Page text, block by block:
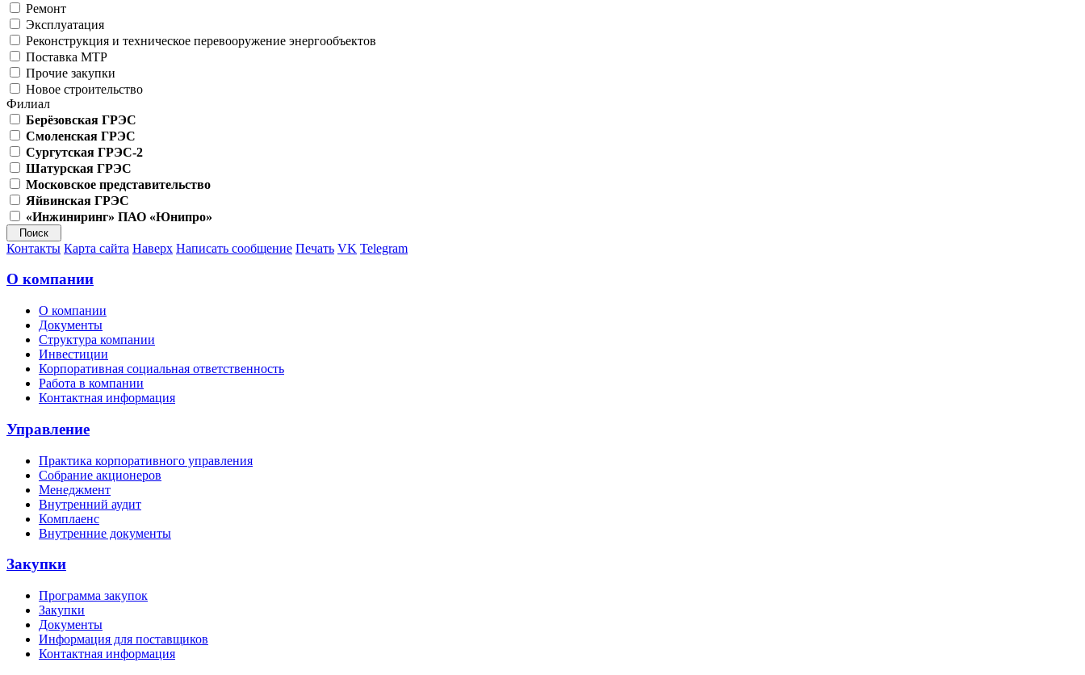
Ремонт
Эксплуатация
Реконструкция и техническое перевооружение энергообъектов
Поставка МТР
Прочие закупки
Новое строительство
Филиал
Берёзовская ГРЭС
Смоленская ГРЭС
Сургутская ГРЭС-2
Шатурская ГРЭС
Московское представительство
Яйвинская ГРЭС
«Инжиниринг» ПАО «Юнипро»
Контакты Карта сайта Наверх Написать сообщение Печать VK Telegram
О компании
О компании
Документы
Структура компании
Инвестиции
Корпоративная социальная ответственность
Работа в компании
Контактная информация
Управление
Практика корпоративного управления
Собрание акционеров
Менеджмент
Внутренний аудит
Комплаенс
Внутренние документы
Закупки
Программа закупок
Закупки
Документы
Информация для поставщиков
Контактная информация